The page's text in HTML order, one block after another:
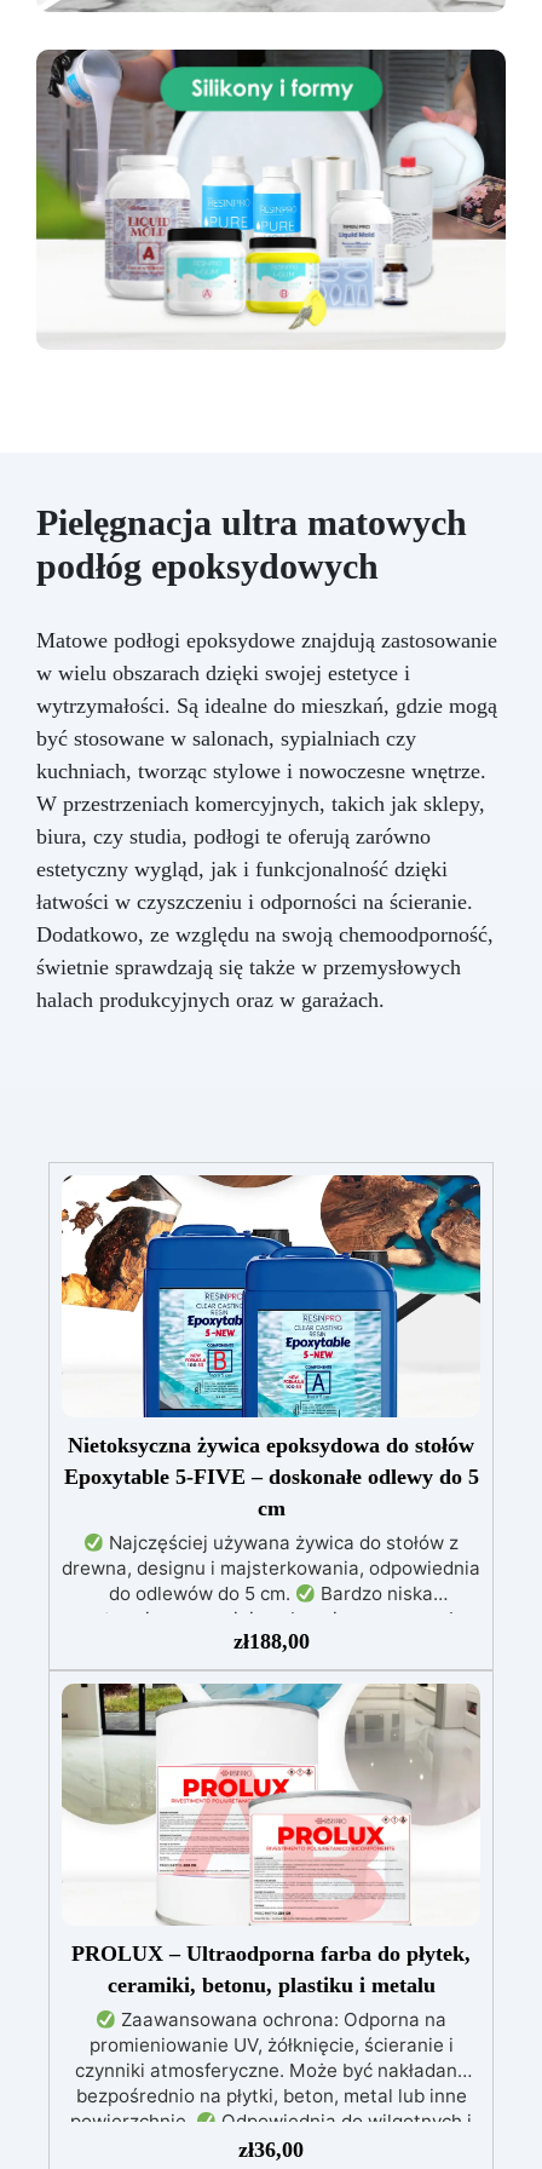
Pielęgnacja ultra matowych
podłóg epoksydowych
Matowe podłogi epoksydowe znajdują zastosowanie
w wielu obszarach dzięki swojej estetyce i
wytrzymałości. Są idealne do mieszkań, gdzie mogą
być stosowane w salonach, sypialniach czy
kuchniach, tworząc stylowe i nowoczesne wnętrze.
W przestrzeniach komercyjnych, takich jak sklepy,
biura, czy studia, podłogi te oferują zarówno
estetyczny wygląd, jak i funkcjonalność dzięki
łatwości w czyszczeniu i odporności na ścieranie.
Dodatkowo, ze względu na swoją chemoodporność,
świetnie sprawdzają się także w przemysłowych
halach produkcyjnych oraz w garażach.
Nietoksyczna żywica epoksydowa do stołów
Epoxytable 5-FIVE – doskonałe odlewy do 5
cm
Najczęściej używana żywica do stołów z
drewna, designu i majsterkowania, odpowiednia
do odlewów do 5 cm.
Bardzo niska
egzotermia zapewniająca bezpieczną pracę bez
Odporna na zarysowania i
żółknięcie dzięki filtrom UV i wysokiej jakości
mechanicznej.
Niska lepkość, eliminująca
pęcherzyki powietrza i zapewniająca gładkie
wykończenie.
Bezpieczna i nietoksyczna,
wolna od BPA/VOC, certyfikowana do
długotrwałego kontaktu ze skórą.
zł188,00
PROLUX – Ultraodporna farba do płytek,
ceramiki, betonu, plastiku i metalu
Zaawansowana ochrona: Odporna na
promieniowanie UV, żółknięcie, ścieranie i
czynniki atmosferyczne. Może być nakładana
bezpośrednio na płytki, beton, metal lub inne
powierzchnie.
Odpowiednia do wilgotnych i
intensywnie użytkowanych miejsc: Specjalna
zł36,00